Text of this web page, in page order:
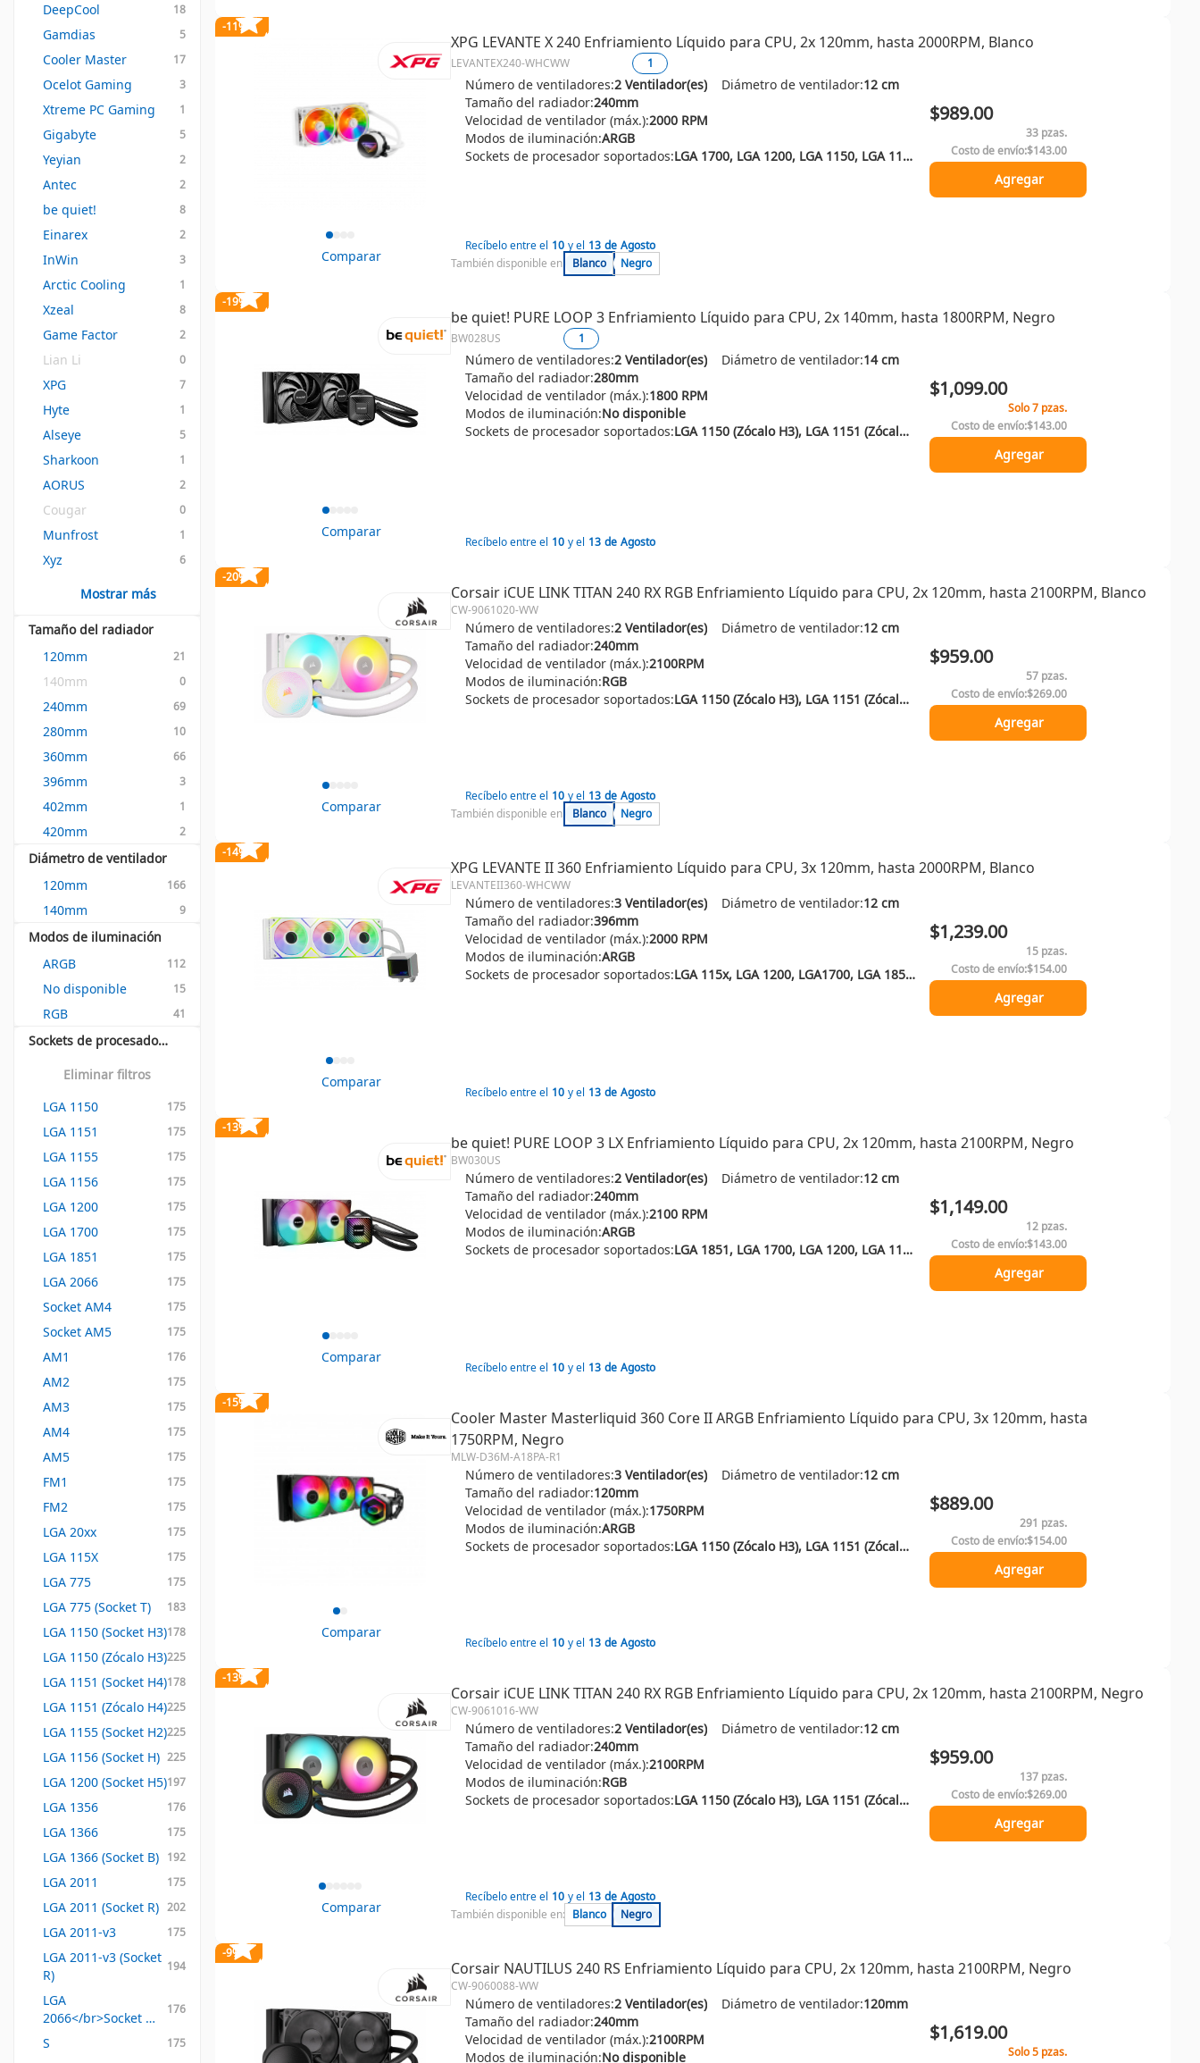
DeepCool 18
Gamdias 5
Cooler Master 17
Ocelot Gaming 3
Xtreme PC Gaming 1
Gigabyte 5
Yeyian 2
Antec 2
be quiet! 8
Einarex 2
InWin 3
Arctic Cooling 1
Xzeal 8
Game Factor 2
Lian Li 0
XPG 7
Hyte 1
Alseye 5
Sharkoon 1
AORUS 2
Cougar 0
Munfrost 1
Xyz 6
Mostrar más
Tamaño del radiador
120mm
21
140mm 0
240mm 69
280mm 10
360mm 66
396mm 3
402mm 1
420mm 2
Diámetro de ventilador
120mm
166
140mm 9
Modos de iluminación
ARGB
112
No disponible 15
RGB 41
Sockets de procesador soportados
Eliminar filtros
LGA 1150
175
LGA 1151 175
LGA 1155 175
LGA 1156 175
LGA 1200 175
LGA 1700 175
LGA 1851 175
LGA 2066 175
Socket AM4 175
Socket AM5 175
AM1 176
AM2 175
AM3 175
AM4 175
AM5 175
FM1 175
FM2 175
LGA 20xx 175
LGA 115X 175
LGA 775 175
LGA 775 (Socket T) 183
LGA 1150 (Socket H3)178
LGA 1150 (Zócalo H3)225
LGA 1151 (Socket H4)178
LGA 1151 (Zócalo H4)225
LGA 1155 (Socket H2)225
LGA 1156 (Socket H) 225
LGA 1200 (Socket H5)197
LGA 1356 176
LGA 1366 175
LGA 1366 (Socket B) 192
LGA 2011 175
LGA 2011 (Socket R) 202
LGA 2011-v3 175
LGA 2011-v3 (Socket
R)
194
LGA
2066</br>Socket
FM1
176
S 175
-11%
Comparar
XPG LEVANTE X 240 Enfriamiento Líquido para CPU, 2x 120mm, hasta 2000RPM, Blanco
LEVANTEX240-WHCWW 1
Número de ventiladores:2 Ventilador(es) Diámetro de ventilador:12 cm
Tamaño del radiador:240mm
Velocidad de ventilador (máx.):2000 RPM
Modos de iluminación:ARGB
Sockets de procesador soportados:
LGA 1700, LGA 1200, LGA 1150, LGA 1151, LGA 1155, Socket AM4, Socket AM5
Recíbelo entre el 10 y el 13 de Agosto
También disponible en:
Blanco Negro
$989.00
Costo de envío:$143.00
33 pzas.
Agregar
-19%
Comparar
be quiet! PURE LOOP 3 Enfriamiento Líquido para CPU, 2x 140mm, hasta 1800RPM, Negro
BW028US 1
Número de ventiladores:2 Ventilador(es) Diámetro de ventilador:14 cm
Tamaño del radiador:280mm
Velocidad de ventilador (máx.):1800 RPM
Modos de iluminación:No disponible
Sockets de procesador soportados:
LGA 1150 (Zócalo H3), LGA 1151 (Zócalo H4), LGA 1155 (Socket H2), LGA 1200 (Socket H5), LGA 1700, Enchufe AM4, Enchufe AM5
Recíbelo entre el 10 y el 13 de Agosto
$1,099.00
Costo de envío:$143.00
Solo 7 pzas.
Agregar
-20%
Comparar
Corsair iCUE LINK TITAN 240 RX RGB Enfriamiento Líquido para CPU, 2x 120mm, hasta 2100RPM, Blanco
CW-9061020-WW
Número de ventiladores:2 Ventilador(es) Diámetro de ventilador:12 cm
Tamaño del radiador:240mm
Velocidad de ventilador (máx.):2100RPM
Modos de iluminación:RGB
Sockets de procesador soportados:
LGA 1150 (Zócalo H3), LGA 1151 (Zócalo H4), LGA 1155 (Socket H2), LGA 1156 (Socket H), LGA 1200 (Socket H5), LGA 1700, LGA 1851, Enchufe AM4, Enchufe AM5
Recíbelo entre el 10 y el 13 de Agosto
También disponible en:
Blanco Negro
$959.00
Costo de envío:$269.00
57 pzas.
Agregar
-14%
Comparar
XPG LEVANTE II 360 Enfriamiento Líquido para CPU, 3x 120mm, hasta 2000RPM, Blanco
LEVANTEII360-WHCWW
Número de ventiladores:3 Ventilador(es) Diámetro de ventilador:12 cm
Tamaño del radiador:396mm
Velocidad de ventilador (máx.):2000 RPM
Modos de iluminación:ARGB
Sockets de procesador soportados:
LGA 115x, LGA 1200, LGA1700, LGA 1851, Socket AM4, Socket AM5
Recíbelo entre el 10 y el 13 de Agosto
$1,239.00
Costo de envío:$154.00
15 pzas.
Agregar
-13%
Comparar
be quiet! PURE LOOP 3 LX Enfriamiento Líquido para CPU, 2x 120mm, hasta 2100RPM, Negro
BW030US
Número de ventiladores:2 Ventilador(es) Diámetro de ventilador:12 cm
Tamaño del radiador:240mm
Velocidad de ventilador (máx.):2100 RPM
Modos de iluminación:ARGB
Sockets de procesador soportados:
LGA 1851, LGA 1700, LGA 1200, LGA 1150, LGA 1151, LGA 1155, Socket AM4, Socket AM5
Recíbelo entre el 10 y el 13 de Agosto
$1,149.00
Costo de envío:$143.00
12 pzas.
Agregar
-15%
Comparar
Cooler Master Masterliquid 360 Core II ARGB Enfriamiento Líquido para CPU, 3x 120mm, hasta
1750RPM, Negro
MLW-D36M-A18PA-R1
Número de ventiladores:3 Ventilador(es) Diámetro de ventilador:12 cm
Tamaño del radiador:120mm
Velocidad de ventilador (máx.):1750RPM
Modos de iluminación:ARGB
Sockets de procesador soportados:
LGA 1150 (Zócalo H3), LGA 1151 (Zócalo H4), LGA 1156 (Socket H), LGA 1200 (Socket H5), LGA 1700, LGA 1851, Enchufe AM4, Enchufe AM5
Recíbelo entre el 10 y el 13 de Agosto
$889.00
Costo de envío:$154.00
291 pzas.
Agregar
-13%
Comparar
Corsair iCUE LINK TITAN 240 RX RGB Enfriamiento Líquido para CPU, 2x 120mm, hasta 2100RPM, Negro
CW-9061016-WW
Número de ventiladores:2 Ventilador(es) Diámetro de ventilador:12 cm
Tamaño del radiador:240mm
Velocidad de ventilador (máx.):2100RPM
Modos de iluminación:RGB
Sockets de procesador soportados:
LGA 1150 (Zócalo H3), LGA 1151 (Zócalo H4), LGA 1155 (Socket H2), LGA 1156 (Socket H), LGA 1200 (Socket H5), LGA 1700, LGA 1851, Enchufe AM4, Enchufe AM5
Recíbelo entre el 10 y el 13 de Agosto
También disponible en: Blanco Negro
$959.00
Costo de envío:$269.00
137 pzas.
Agregar
-9%
Corsair NAUTILUS 240 RS Enfriamiento Líquido para CPU, 2x 120mm, hasta 2100RPM, Negro
CW-9060088-WW
Número de ventiladores:2 Ventilador(es) Diámetro de ventilador:120mm
Tamaño del radiador:240mm
Velocidad de ventilador (máx.):2100RPM
Modos de iluminación:No disponible
$1,619.00
Solo 5 pzas.